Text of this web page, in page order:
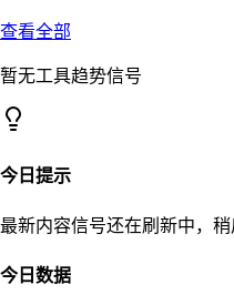
查看全部
暂无工具趋势信号
今日提示
最新内容信号还在刷新中，
今日数据